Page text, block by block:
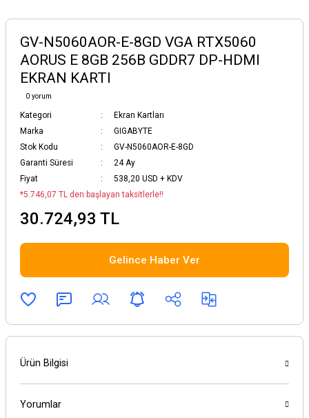
GV-N5060AOR-E-8GD VGA RTX5060
AORUS E 8GB 256B GDDR7 DP-HDMI
EKRAN KARTI
0 yorum
Kategori
Ekran Kartları
Marka
GIGABYTE
Stok Kodu
GV-N5060AOR-E-8GD
Garanti Süresi
24 Ay
Fiyat
538,20 USD + KDV
*5.746,07 TL den başlayan taksitlerle!!
30.724,93 TL
Gelince Haber Ver
Ürün Bilgisi
Yorumlar